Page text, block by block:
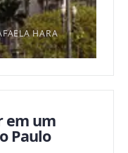
HARA
em um
Paulo